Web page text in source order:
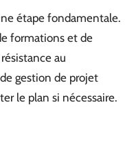
étape fondamentale.
formations et de
au
gestion de projet
le plan si nécessaire.